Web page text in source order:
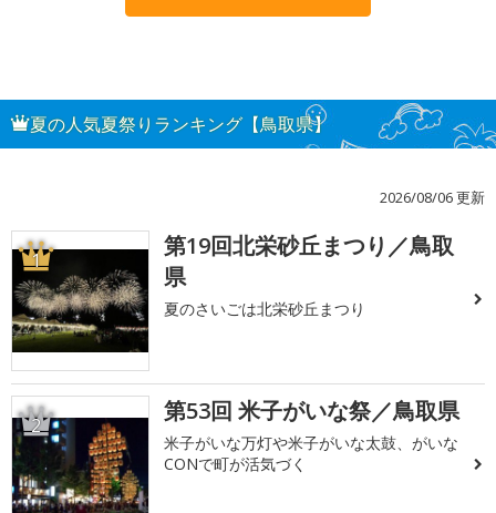
夏の人気夏祭りランキング【鳥取県】
2026/08/06 更新
1
第19回北栄砂丘まつり／鳥取
県
夏のさいごは北栄砂丘まつり
2 第53回 米子がいな祭／鳥取県
米子がいな万灯や米子がいな太鼓、がいな
CONで町が活気づく